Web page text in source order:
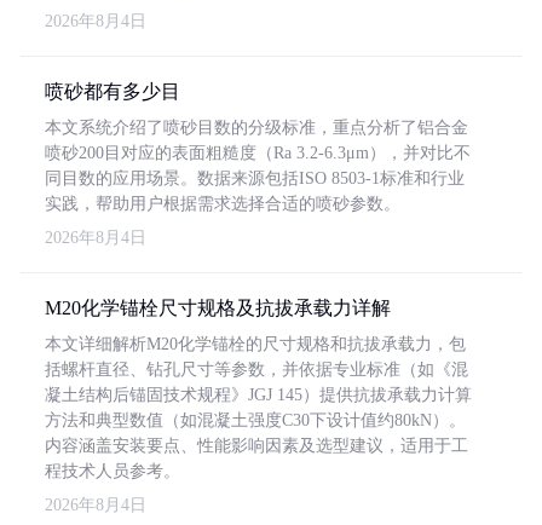
2026年8月4日
喷砂都有多少目
本文系统介绍了喷砂目数的分级标准，重点分析了铝合金
喷砂200目对应的表面粗糙度（Ra 3.2-6.3μm），并对比不
同目数的应用场景。数据来源包括ISO 8503-1标准和行业
实践，帮助用户根据需求选择合适的喷砂参数。
2026年8月4日
M20化学锚栓尺寸规格及抗拔承载力详解
本文详细解析M20化学锚栓的尺寸规格和抗拔承载力，包
括螺杆直径、钻孔尺寸等参数，并依据专业标准（如《混
凝土结构后锚固技术规程》JGJ 145）提供抗拔承载力计算
方法和典型数值（如混凝土强度C30下设计值约80kN）。
内容涵盖安装要点、性能影响因素及选型建议，适用于工
程技术人员参考。
2026年8月4日